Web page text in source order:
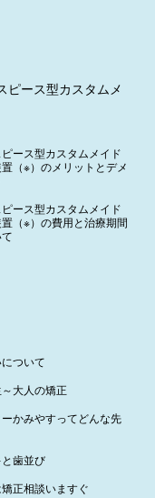
ピース型カスタムメ
ース型カスタムメイド
（※）のメリットとデメ
ース型カスタムメイド
（※）の費用と治療期間
ついて
大人の矯正
ーかみやすってどんな先
歯並び
正相談いますぐ